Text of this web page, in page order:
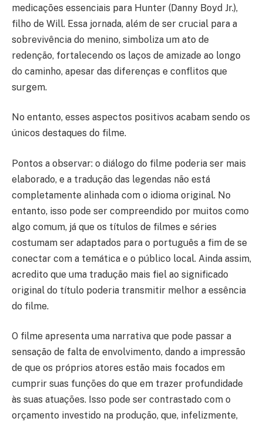
medicações essenciais para Hunter (Danny Boyd Jr.),
filho de Will. Essa jornada, além de ser crucial para a
sobrevivência do menino, simboliza um ato de
redenção, fortalecendo os laços de amizade ao longo
do caminho, apesar das diferenças e conflitos que
surgem.
No entanto, esses aspectos positivos acabam sendo os
únicos destaques do filme.
Pontos a observar: o diálogo do filme poderia ser mais
elaborado, e a tradução das legendas não está
completamente alinhada com o idioma original. No
entanto, isso pode ser compreendido por muitos como
algo comum, já que os títulos de filmes e séries
costumam ser adaptados para o português a fim de se
conectar com a temática e o público local. Ainda assim,
acredito que uma tradução mais fiel ao significado
original do título poderia transmitir melhor a essência
do filme.
O filme apresenta uma narrativa que pode passar a
sensação de falta de envolvimento, dando a impressão
de que os próprios atores estão mais focados em
cumprir suas funções do que em trazer profundidade
às suas atuações. Isso pode ser contrastado com o
orçamento investido na produção, que, infelizmente,